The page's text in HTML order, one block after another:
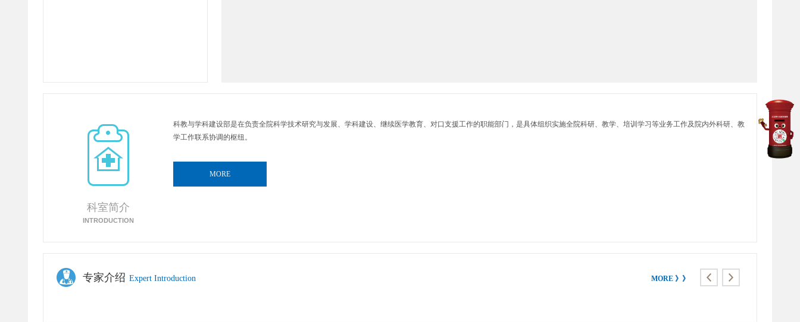
科室简介
INTRODUCTION
科教与学科建设部是在负责全院科学技术研究与发展、学科建设、继续医学教育、对口支援工作的职能部门，是具体组织实施全院科研、教学、培训学习等业务工作及院内外科研、教
学工作联系协调的枢纽。
MORE
专家介绍 Expert Introduction MORE 》》